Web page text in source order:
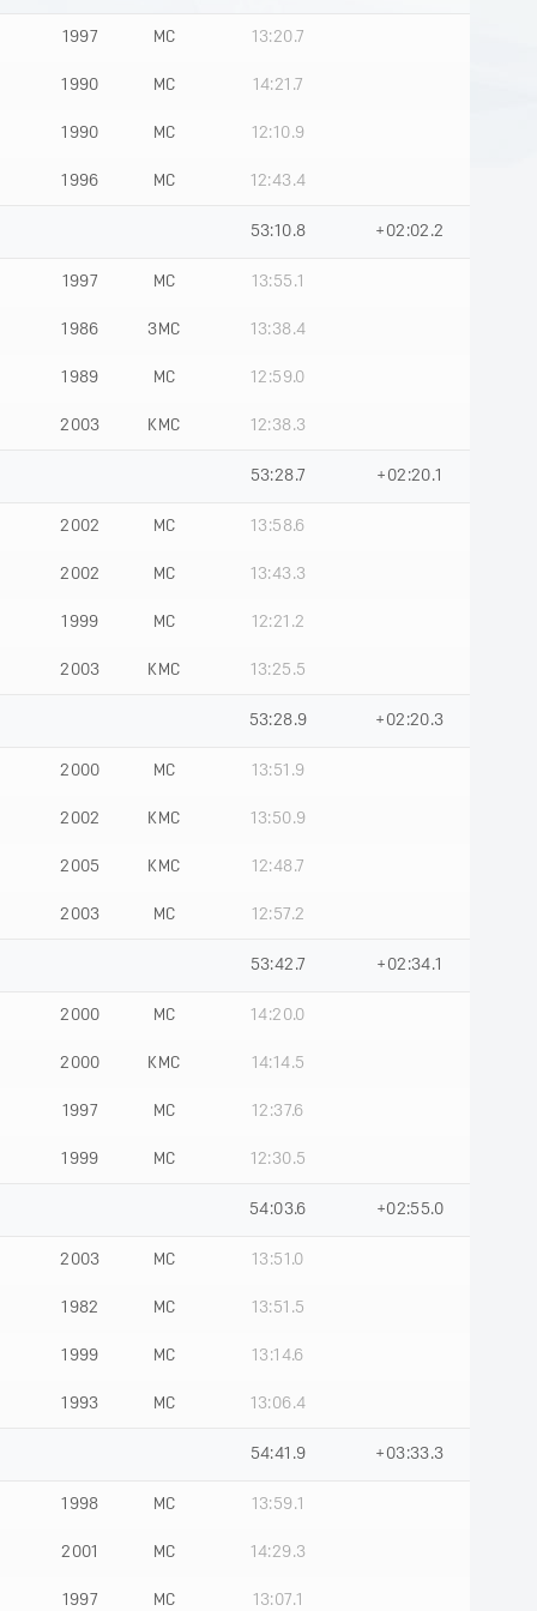
1997 МС 13:20.7
1990 МС 14:21.7
1990 МС 12:10.9
1996 МС 12:43.4
53:10.8 +02:02.2
1997 МС 13:55.1
1986 ЗМС 13:38.4
1989 МС 12:59.0
2003 КМС 12:38.3
53:28.7 +02:20.1
2002 МС 13:58.6
2002 МС 13:43.3
1999 МС 12:21.2
2003 КМС 13:25.5
53:28.9 +02:20.3
2000 МС 13:51.9
2002 КМС 13:50.9
2005 КМС 12:48.7
2003 МС 12:57.2
53:42.7 +02:34.1
2000 МС 14:20.0
2000 КМС 14:14.5
1997 МС 12:37.6
1999 МС 12:30.5
54:03.6 +02:55.0
2003 МС 13:51.0
1982 МС 13:51.5
1999 МС 13:14.6
1993 МС 13:06.4
54:41.9 +03:33.3
1998 МС 13:59.1
2001 МС 14:29.3
1997 МС 13:07.1